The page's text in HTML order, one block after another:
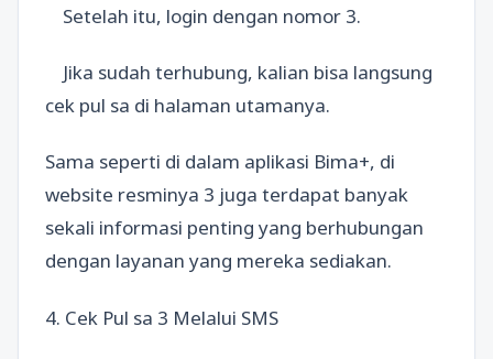
Setelah itu, login dengan nomor 3.
Jika sudah terhubung, kalian bisa langsung
cek pul sa di halaman utamanya.
Sama seperti di dalam aplikasi Bima+, di
website resminya 3 juga terdapat banyak
sekali informasi penting yang berhubungan
dengan layanan yang mereka sediakan.
4. Cek Pul sa 3 Melalui SMS